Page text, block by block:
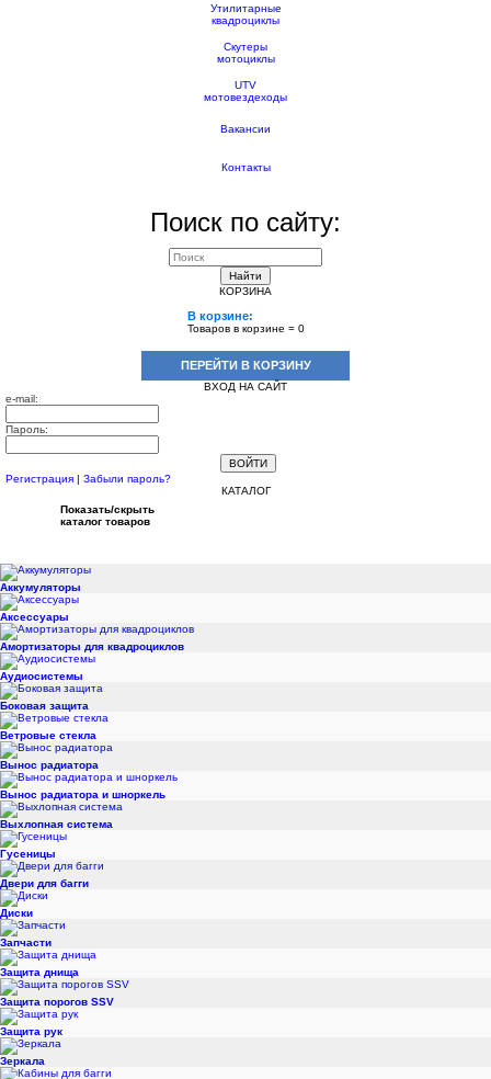
Утилитарные
квадроциклы
Скутеры
мотоциклы
UTV
мотовездеходы
Вакансии
Контакты
Поиск по сайту:
Найти
КОРЗИНА
В корзине:
Товаров в корзине = 0
ПЕРЕЙТИ В КОРЗИНУ
ВХОД НА САЙТ
e-mail:
Пароль:
Регистрация
Забыли пароль?
КАТАЛОГ
Показать/скрыть
каталог товаров
Аккумуляторы
Аксессуары
Амортизаторы для квадроциклов
Аудиосистемы
Боковая защита
Ветровые стекла
Вынос радиатора
Вынос радиатора и шноркель
Выхлопная система
Гусеницы
Двери для багги
Диски
Запчасти
Защита днища
Защита порогов SSV
Защита рук
Зеркала